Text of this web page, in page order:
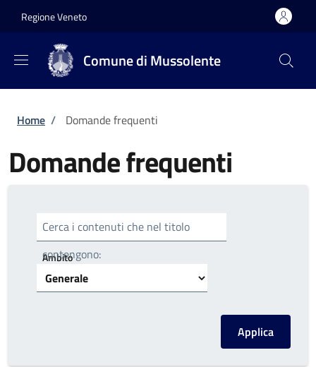
Regione Veneto
Comune di Mussolente
Briciole di pane
Home / Domande frequenti
Domande frequenti
Cerca i contenuti che nel titolo
contengono:
Ambito